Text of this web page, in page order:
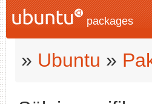
packages
» Ubuntu »